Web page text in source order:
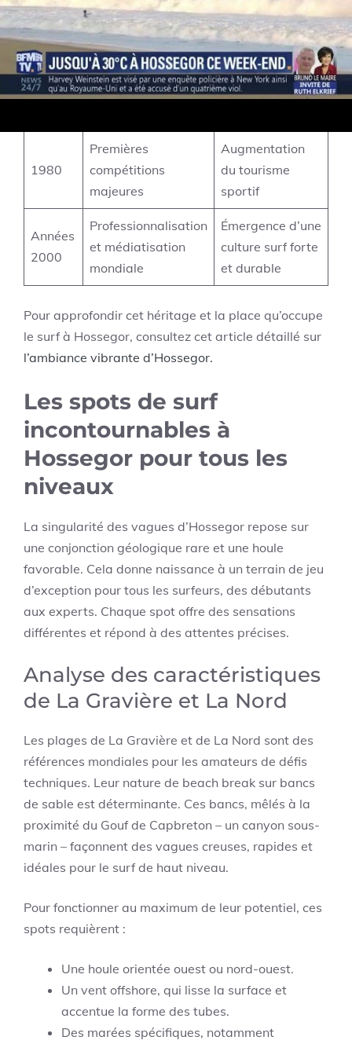
et internationalement.
Période Événement clé Impact local
1950
Arrivée des
Naissance du
1980
Premières
compétitions
majeures
Augmentation
du tourisme
sportif
Années
2000
Professionnalisation
et médiatisation
mondiale
Émergence d’une
culture surf forte
et durable
Pour approfondir cet héritage et la place qu’occupe
le surf à Hossegor, consultez cet article détaillé sur
l’ambiance vibrante d’Hossegor.
Les spots de surf
incontournables à
Hossegor pour tous les
niveaux
La singularité des vagues d’Hossegor repose sur
une conjonction géologique rare et une houle
favorable. Cela donne naissance à un terrain de jeu
d’exception pour tous les surfeurs, des débutants
aux experts. Chaque spot offre des sensations
différentes et répond à des attentes précises.
Analyse des caractéristiques
de La Gravière et La Nord
Les plages de La Gravière et de La Nord sont des
références mondiales pour les amateurs de défis
techniques. Leur nature de beach break sur bancs
de sable est déterminante. Ces bancs, mêlés à la
proximité du Gouf de Capbreton – un canyon sous-
marin – façonnent des vagues creuses, rapides et
idéales pour le surf de haut niveau.
Pour fonctionner au maximum de leur potentiel, ces
spots requièrent :
Une houle orientée ouest ou nord-ouest.
Un vent offshore, qui lisse la surface et
accentue la forme des tubes.
Des marées spécifiques, notamment